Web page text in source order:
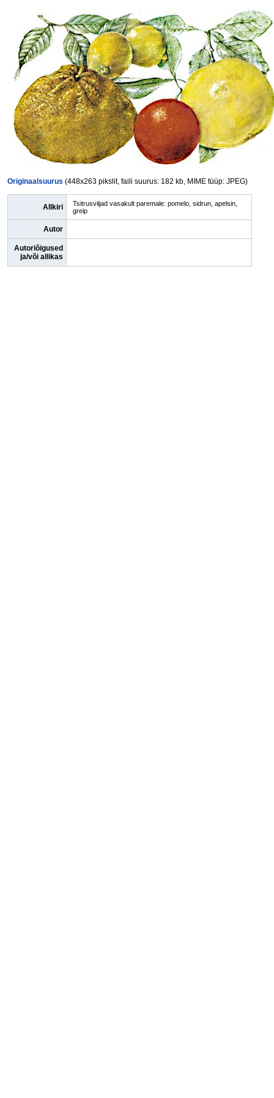
Originaalsuurus (448x263 pikslit, faili suurus: 182 kb, MIME tüüp: JPEG)
Allkiri
Tsitrusviljad vasakult paremale: pomelo, sidrun, apelsin,
greip
Autor
Autoriõigused
ja/või allikas